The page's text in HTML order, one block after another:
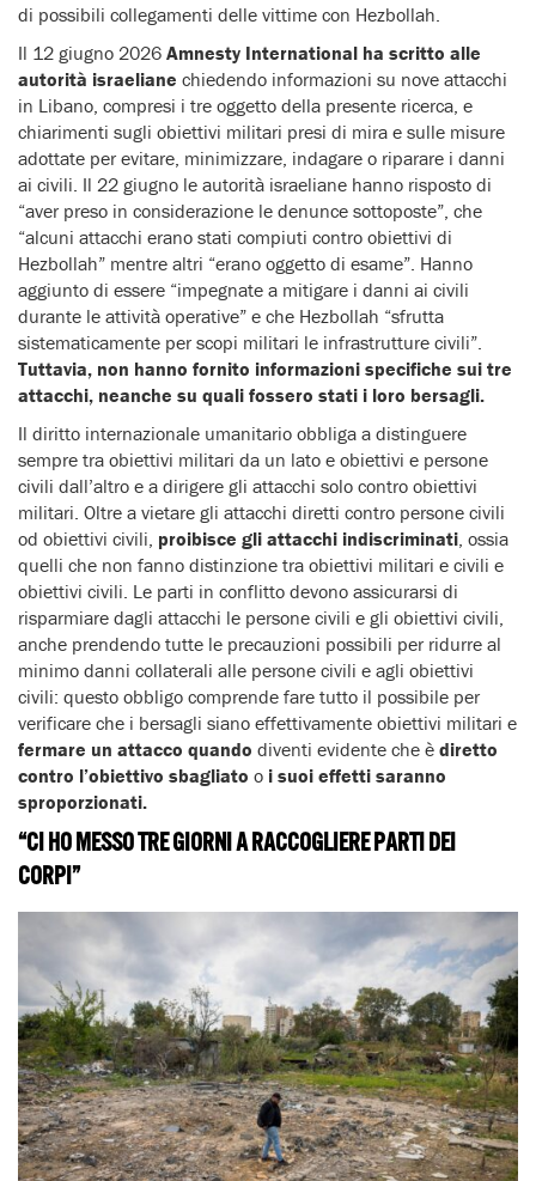
di possibili collegamenti delle vittime con Hezbollah.
Il 12 giugno 2026 Amnesty International ha scritto alle
autorità israeliane chiedendo informazioni su nove attacchi
in Libano, compresi i tre oggetto della presente ricerca, e
chiarimenti sugli obiettivi militari presi di mira e sulle misure
adottate per evitare, minimizzare, indagare o riparare i danni
ai civili. Il 22 giugno le autorità israeliane hanno risposto di
“aver preso in considerazione le denunce sottoposte”, che
“alcuni attacchi erano stati compiuti contro obiettivi di
Hezbollah” mentre altri “erano oggetto di esame”. Hanno
aggiunto di essere “impegnate a mitigare i danni ai civili
durante le attività operative” e che Hezbollah “sfrutta
sistematicamente per scopi militari le infrastrutture civili”.
Tuttavia, non hanno fornito informazioni specifiche sui tre
attacchi, neanche su quali fossero stati i loro bersagli.
Il diritto internazionale umanitario obbliga a distinguere
sempre tra obiettivi militari da un lato e obiettivi e persone
civili dall’altro e a dirigere gli attacchi solo contro obiettivi
militari. Oltre a vietare gli attacchi diretti contro persone civili
od obiettivi civili, proibisce gli attacchi indiscriminati, ossia
quelli che non fanno distinzione tra obiettivi militari e civili e
obiettivi civili. Le parti in conflitto devono assicurarsi di
risparmiare dagli attacchi le persone civili e gli obiettivi civili,
anche prendendo tutte le precauzioni possibili per ridurre al
minimo danni collaterali alle persone civili e agli obiettivi
civili: questo obbligo comprende fare tutto il possibile per
verificare che i bersagli siano effettivamente obiettivi militari e
fermare un attacco quando diventi evidente che è diretto
contro l’obiettivo sbagliato o i suoi effetti saranno
sproporzionati.
“CI HO MESSO TRE GIORNI A RACCOGLIERE PARTI DEI
CORPI”